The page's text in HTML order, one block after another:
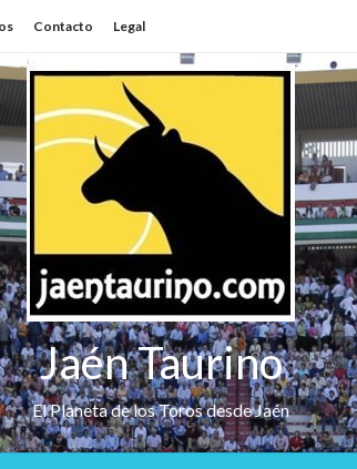
Contacto Legal
Jaén Taurino
El Planeta de los Toros desde Jaén